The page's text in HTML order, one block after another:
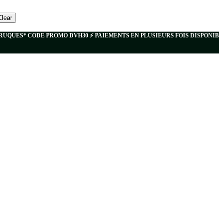
CODE PROMO DVH30 ⚡️ PAIEMENTS EN PLUSIEURS FOIS DISPONIBLES